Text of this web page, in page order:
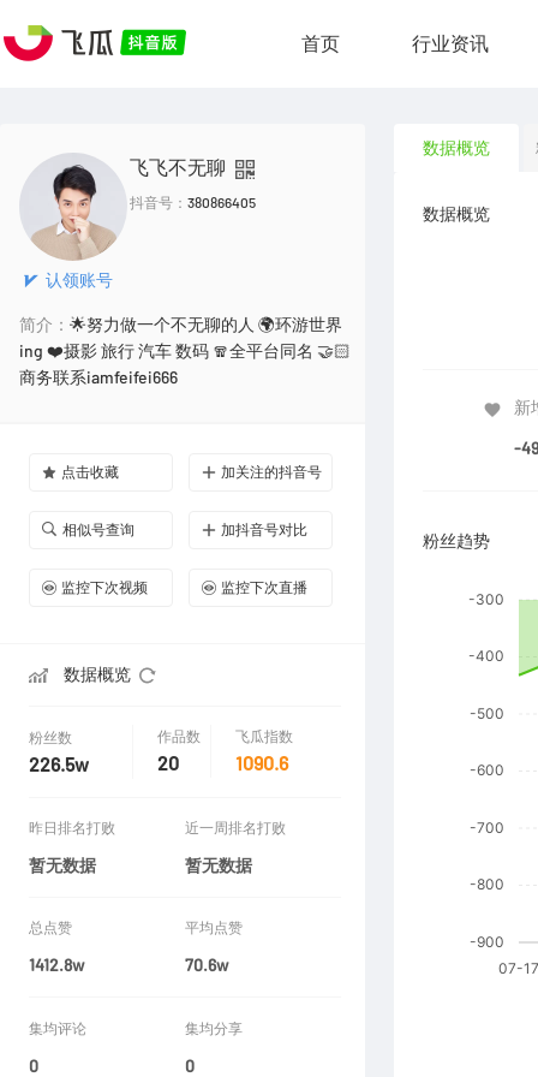
首页 行业资讯
认领账号
飞飞不无聊
抖音号： 380866405
简介： 🌟努力做一个不无聊的人 🌍环游世界
ing ❤️摄影 旅行 汽车 数码 🧣全平台同名 🤝🏻
商务联系iamfeifei666
点击收藏 加关注的抖音号
相似号查询 加抖音号对比
监控下次视频 监控下次直播
数据概览
粉丝数
226.5w
作品数
20
飞瓜指数
1090.6
昨日排名打败
暂无数据
近一周排名打败
暂无数据
总点赞
1412.8w
平均点赞
70.6w
集均评论
0
集均分享
0
数据概览
数据概览
新
-
粉丝趋势